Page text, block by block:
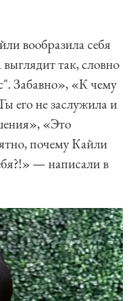
вообразила себя
так, словно
Забавно», «К чему
его не заслужила и
«Это
почему Кайли
— написали в